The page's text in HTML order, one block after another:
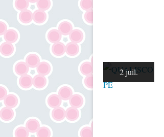
2 juil.